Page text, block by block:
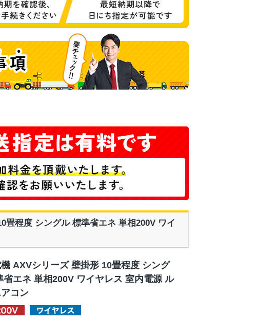
畳程度 シングル 標準省エネ 単相200V ワイ
AXVシリーズ 壁掛形 10畳程度 シング
省エネ 単相200V ワイヤレス 室内電源 ル
コン